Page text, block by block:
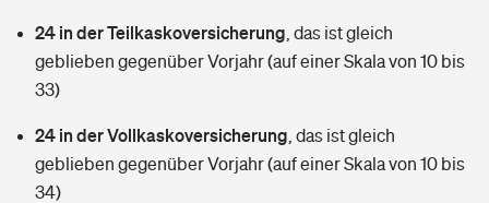
Sie haben Fragen?
Restkreditversicherung
Zur Übersicht
Tools
Hundehalter-Haftpflicht
Handyversicherung
Tools
Wer versichert was: Jetzt Versicherer finden
Sie haben Fragen?
24 in der Teilkaskoversicherung das ist gleich
geblieben gegenüber Vorjahr (auf einer Skala von 10 bis
33)
24 in der Vollkaskoversicherung das ist gleich
geblieben gegenüber Vorjahr (auf einer Skala von 10 bis
34)